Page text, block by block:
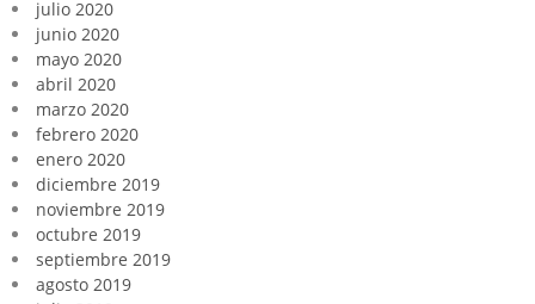
julio 2020
junio 2020
mayo 2020
abril 2020
marzo 2020
febrero 2020
enero 2020
diciembre 2019
noviembre 2019
octubre 2019
septiembre 2019
agosto 2019